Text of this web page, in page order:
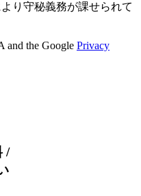
り守秘義務が課せられて
and the Google Privacy
/